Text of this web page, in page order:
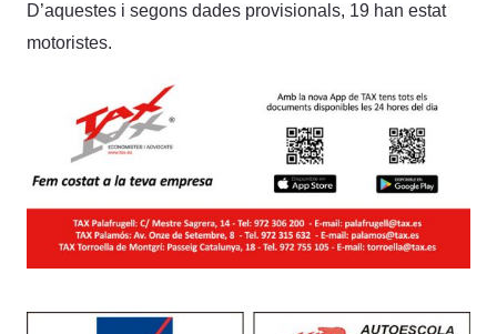
D’aquestes i segons dades provisionals, 19 han estat
motoristes.